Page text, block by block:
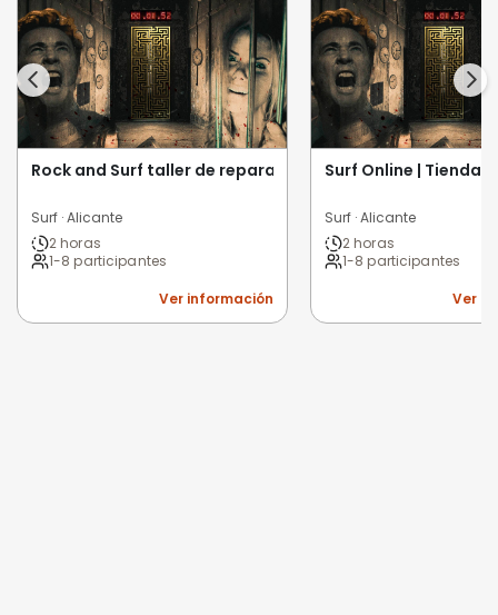
Rock and Surf taller de reparación de tablas. Rock and
Surf · Alicante
2 horas
1-8 participantes
Ver información
Surf Online | Tienda
Surf · Alicante
2 horas
1-8 participantes
Ver